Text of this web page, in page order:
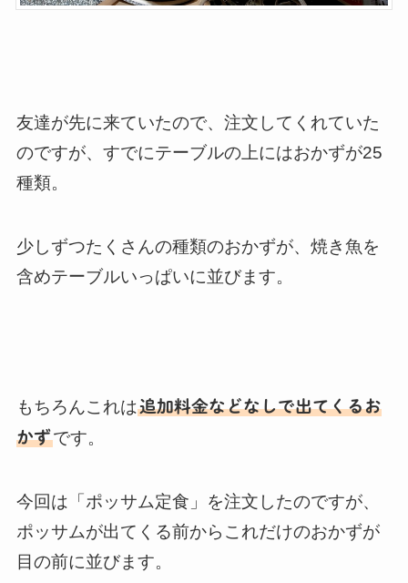
友達が先に来ていたので、注文してくれていた
のですが、すでにテーブルの上にはおかずが25
種類。
少しずつたくさんの種類のおかずが、焼き魚を
含めテーブルいっぱいに並びます。
もちろんこれは追加料金などなしで出てくるお
かずです。
今回は「ポッサム定食」を注文したのですが、
ポッサムが出てくる前からこれだけのおかずが
目の前に並びます。